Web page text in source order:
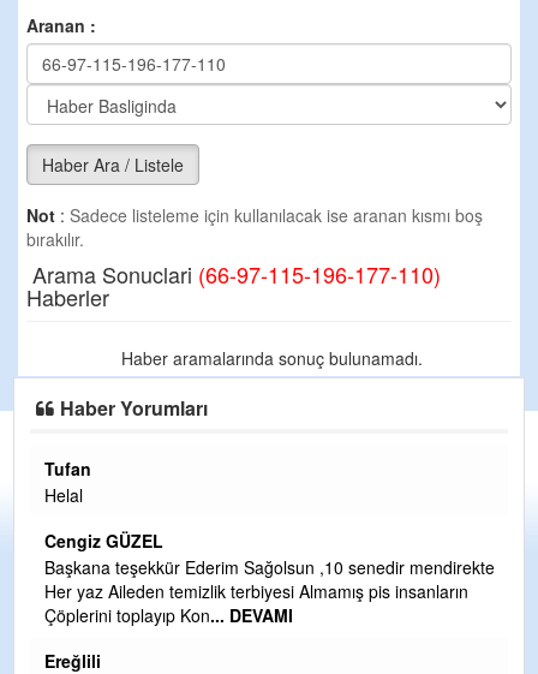
Aranan :
Haber Ara / Listele
Not : Sadece listeleme için kullanılacak ise aranan kısmı boş
bırakılır.
Arama Sonuclari (66-97-115-196-177-110)
Haberler
Haber aramalarında sonuç bulunamadı.
Haber Yorumları
Tufan
Helal
Cengiz GÜZEL
Başkana teşekkür Ederim Sağolsun ,10 senedir mendirekte
Her yaz Aileden temizlik terbiyesi Almamış pis insanların
Çöplerini toplayıp Kon... DEVAMI
Ereğlili